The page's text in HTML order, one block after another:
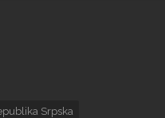
Srpska